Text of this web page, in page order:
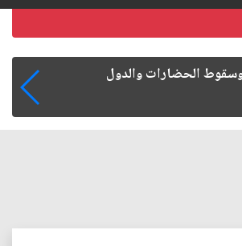
على صفيح ساخن